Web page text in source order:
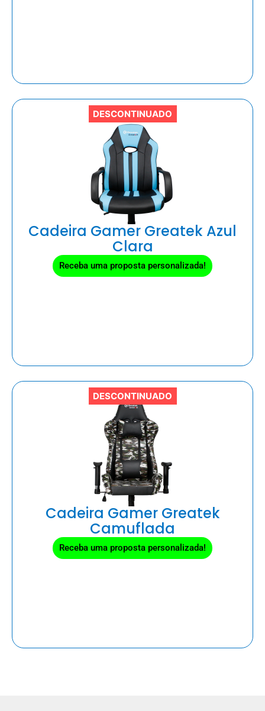
DESCONTINUADO
Cadeira Gamer Greatek Azul
Clara
Receba uma proposta personalizada!
DESCONTINUADO
Cadeira Gamer Greatek
Camuflada
Receba uma proposta personalizada!